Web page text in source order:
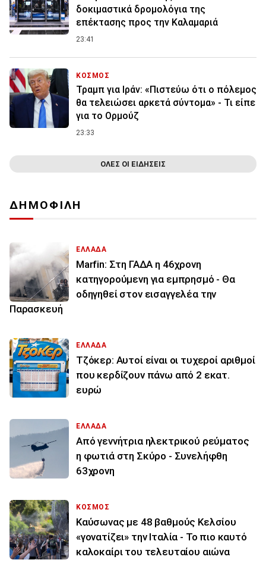
δοκιμαστικά δρομολόγια της
επέκτασης προς την Καλαμαριά
23:41
ΚΟΣΜΟΣ
Τραμπ για Ιράν: «Πιστεύω ότι ο πόλεμος
θα τελειώσει αρκετά σύντομα» - Τι είπε
για το Ορμούζ
23:33
ΟΛΕΣ ΟΙ ΕΙΔΗΣΕΙΣ
ΔΗΜΟΦΙΛΗ
ΕΛΛΑΔΑ
Marfin: Στη ΓΑΔΑ η 46χρονη
κατηγορούμενη για εμπρησμό - Θα
οδηγηθεί στον εισαγγελέα την
Παρασκευή
ΕΛΛΑΔΑ
Τζόκερ: Αυτοί είναι οι τυχεροί αριθμοί
που κερδίζουν πάνω από 2 εκατ.
ευρώ
ΕΛΛΑΔΑ
Από γεννήτρια ηλεκτρικού ρεύματος
η φωτιά στη Σκύρο - Συνελήφθη
63χρονη
ΚΟΣΜΟΣ
Καύσωνας με 48 βαθμούς Κελσίου
«γονατίζει» την Ιταλία - Το πιο καυτό
καλοκαίρι του τελευταίου αιώνα